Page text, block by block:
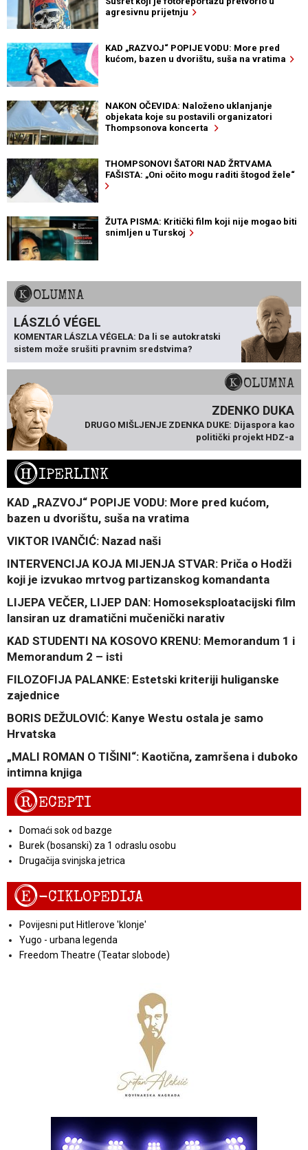
agresivnu prijetnju
KAD „RAZVOJ“ POPIJE VODU: More pred
kućom, bazen u dvorištu, suša na vratima
NAKON OČEVIDA: Naloženo uklanjanje
objekata koje su postavili organizatori
Thompsonova koncerta
THOMPSONOVI ŠATORI NAD ŽRTVAMA
FAŠISTA: „Oni očito mogu raditi štogod žele“
ŽUTA PISMA: Kritički film koji nije mogao biti
snimljen u Turskoj
KOLUMNA
LÁSZLÓ VÉGEL
KOMENTAR LÁSZLA VÉGELA: Da li se autokratski
sistem može srušiti pravnim sredstvima?
KOLUMNA
ZDENKO DUKA
DRUGO MIŠLJENJE ZDENKA DUKE: Dijaspora kao
politički projekt HDZ-a
HIPERLINK
KAD „RAZVOJ“ POPIJE VODU: More pred kućom,
bazen u dvorištu, suša na vratima
VIKTOR IVANČIĆ: Nazad naši
INTERVENCIJA KOJA MIJENJA STVAR: Priča o Hodži
koji je izvukao mrtvog partizanskog komandanta
LIJEPA VEČER, LIJEP DAN: Homoseksploatacijski film
lansiran uz dramatični mučenički narativ
KAD STUDENTI NA KOSOVO KRENU: Memorandum 1 i
Memorandum 2 – isti
FILOZOFIJA PALANKE: Estetski kriteriji huliganske
zajednice
BORIS DEŽULOVIĆ: Kanye Westu ostala je samo
Hrvatska
„MALI ROMAN O TIŠINI“: Kaotična, zamršena i duboko
intimna knjiga
RECEPTI
Domaći sok od bazge
Burek (bosanski) za 1 odraslu osobu
Drugačija svinjska jetrica
E-CIKLOPEDIJA
Povijesni put Hitlerove 'klonje'
Yugo - urbana legenda
Freedom Theatre (Teatar slobode)